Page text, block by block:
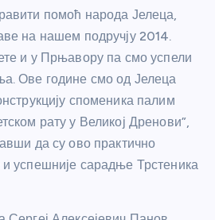
помоћ народа Јелеца,
на нашем подручју 2014.
и у Прњавору па смо успели
Ове године смо од Јелеца
споменика палим
рату у Великој Дренови”,
да су ово практично
успешније сарадње Трстеника